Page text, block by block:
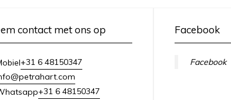
contact met ons op
+31 6 48150347
+31 6 48150347
Facebook
Facebook